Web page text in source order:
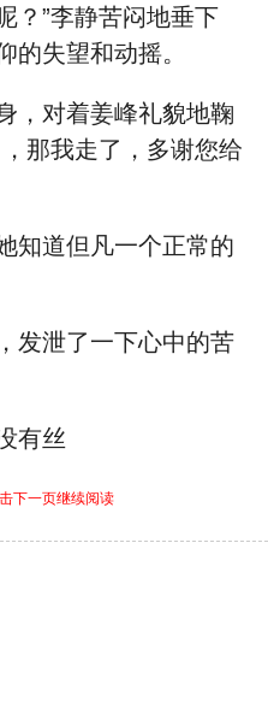
？”李静苦闷地垂下
的失望和动摇。
，对着姜峰礼貌地鞠
那我走了，多谢您给
知道但凡一个正常的
发泄了一下心中的苦
有丝
下一页继续阅读